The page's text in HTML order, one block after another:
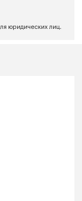
юридических лиц.